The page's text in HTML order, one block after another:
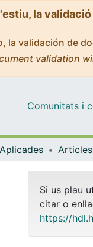
la
la validación de
validation
Comunitats i
Si us plau
citar o
https://